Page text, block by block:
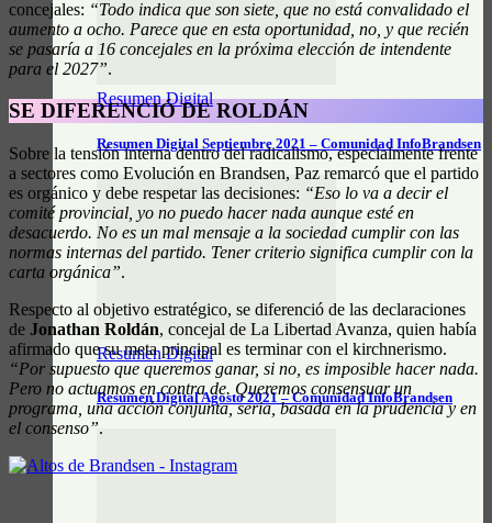
Resumen Digital
Resumen Digital Septiembre 2021 – Comunidad InfoBrandsen
Resumen Digital
Resumen Digital Agosto 2021 – Comunidad InfoBrandsen
concejales: “Todo indica que son siete, que no está convalidado el
aumento a ocho. Parece que en esta oportunidad, no, y que recién
se pasaría a 16 concejales en la próxima elección de intendente
para el 2027”.
SE DIFERENCIÓ DE ROLDÁN
Sobre la tensión interna dentro del radicalismo, especialmente frente
a sectores como Evolución en Brandsen, Paz remarcó que el partido
es orgánico y debe respetar las decisiones: “Eso lo va a decir el
comité provincial, yo no puedo hacer nada aunque esté en
desacuerdo. No es un mal mensaje a la sociedad cumplir con las
normas internas del partido. Tener criterio significa cumplir con la
carta orgánica”.
Respecto al objetivo estratégico, se diferenció de las declaraciones
de Jonathan Roldán, concejal de La Libertad Avanza, quien había
afirmado que su meta principal es terminar con el kirchnerismo.
“Por supuesto que queremos ganar, si no, es imposible hacer nada.
Pero no actuamos en contra de. Queremos consensuar un
programa, una acción conjunta, seria, basada en la prudencia y en
el consenso”.